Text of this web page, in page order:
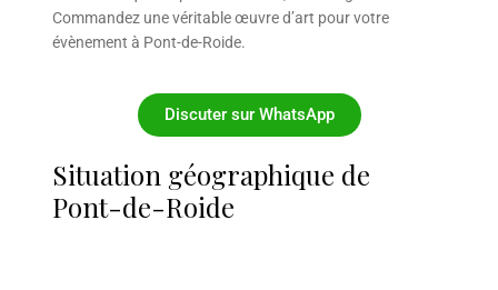
Commandez une véritable œuvre d’art pour votre
évènement à Pont-de-Roide.
Discuter sur WhatsApp
Situation géographique de
Pont-de-Roide